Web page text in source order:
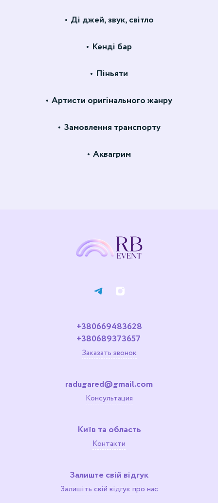
Ді джей, звук, світло
Кенді бар
Піньяти
Артисти оригінального жанру
Замовлення транспорту
Аквагрим
+380669483628
+380689373657
Заказать звонок
radugared@gmail.com
Консультация
Київ та область
Контакти
Залиште свій відгук
Залишіть свій відгук про нас